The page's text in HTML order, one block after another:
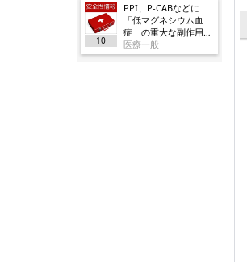
10
PPI、P-CABなどに
「低マグネシウム血
症」の重大な副作用追
加／厚労省
医療一般